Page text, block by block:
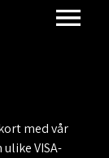
med vår
VISA-